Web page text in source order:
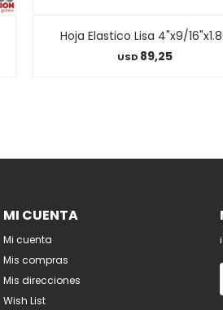
Hoja Elastico Lisa 4"x9/
USD 89,25
MI CUENTA
Mi cuenta
Mis compras
Mis direcciones
Wish List